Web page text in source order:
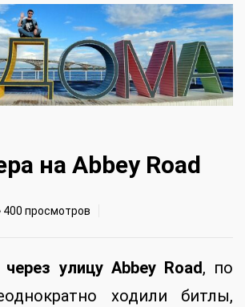
на Abbey Road
просмотров
улицу Abbey Road, по
ходили битлы,